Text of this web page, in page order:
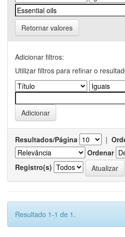
Retornar valores
Adicionar filtros:
Utilizar filtros para refinar o
Resultados/Página |
Ordenar
Registro(s)
Resultado 1-1 de 1.